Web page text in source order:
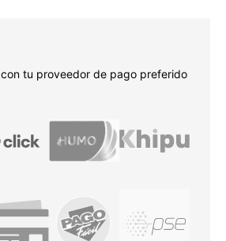
con tu proveedor de pago preferido